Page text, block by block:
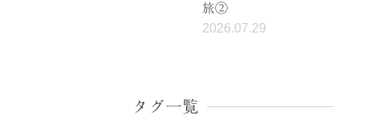
旅②
2026.07.29
タグ一覧